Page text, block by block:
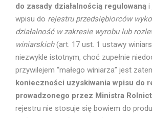
do zasady działalnością regulowaną i
wpisu do rejestru przedsiębiorców
działalność w zakresie wyrobu lub
winiarskich(art. 17 ust. 1 ustawy
niezwykle istotnym, choć zupełnie
przywilejem “małego winiarza” jest
konieczności uzyskiwania wpisu do
prowadzonego przez Ministra
rejestru nie stosuje się bowiem do